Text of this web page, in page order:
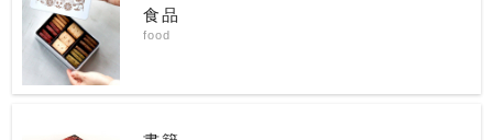
食品
food